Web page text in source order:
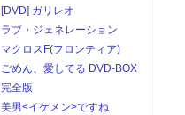
[DVD] ガリレオ
ラブ・ジェネレーション
マクロスF(フロンティア)
ごめん、愛してる DVD-BOX
完全版
美男<イケメン>ですね